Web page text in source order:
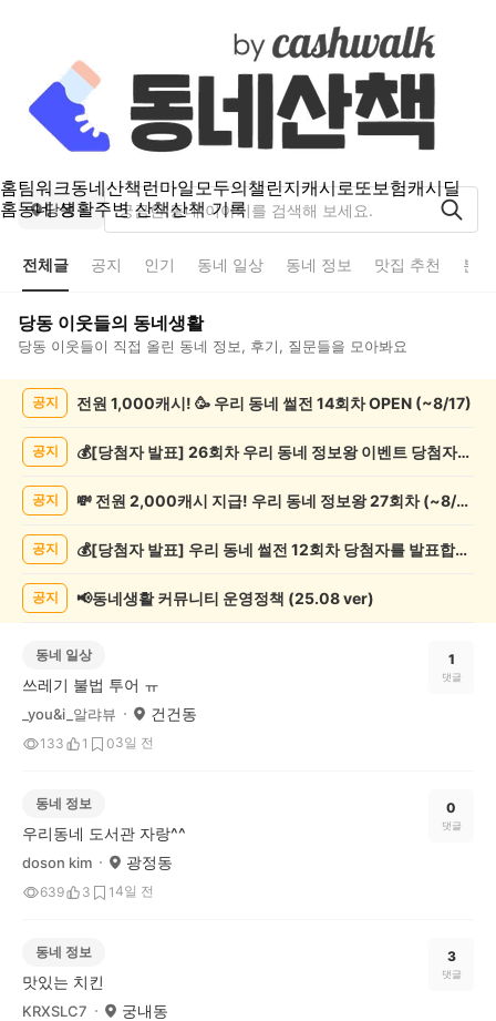
홈팀워크동네산책런마일모두의챌린지캐시로또보험캐시딜
홈동네 생활주변 산책산책 기록
당동
전체글 공지 인기 동네 일상 동네 정보 맛집 추천 분
당동 이웃들의 동네생활
당동 이웃들이 직접 올린 동네 정보, 후기, 질문들을 모아봐요
공지 전원 1,000캐시! 🥳 우리 동네 썰전 14회차 OPEN (~8/17)
공지 💰[당첨자 발표] 26회차 우리 동네 정보왕 이벤트 당첨자를 발표합니다!
공지 💸 전원 2,000캐시 지급! 우리 동네 정보왕 27회차 (~8/10)
공지 💰[당첨자 발표] 우리 동네 썰전 12회차 당첨자를 발표합니다!
공지 📢동네생활 커뮤니티 운영정책 (25.08 ver)
동네 일상
쓰레기 불법 투어 ㅠ
_you&i_알랴뷰 건건동
133 1 03일 전
1
댓글
동네 정보
우리동네 도서관 자랑^^
doson kim 광정동
639 3 14일 전
0
댓글
동네 정보
맛있는 치킨
KRXSLC7 궁내동
3
댓글